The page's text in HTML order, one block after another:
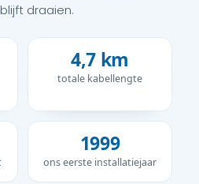
draaien.
4,7 km
totale kabellengte
1999
ons eerste installatiejaar